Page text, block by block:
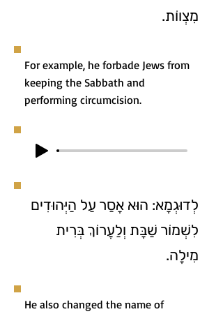
מִצְווֹת.
For example, he forbade Jews from
keeping the Sabbath and
performing circumcision.
לְדוּגְמָא: הוּא אָסַר עַל הַיְּהוּדִים
לִשְׁמוֹר שַׁבָּת וְלַעֲרוֹךְ בְּרִית
מִילָה.
He also changed the name of